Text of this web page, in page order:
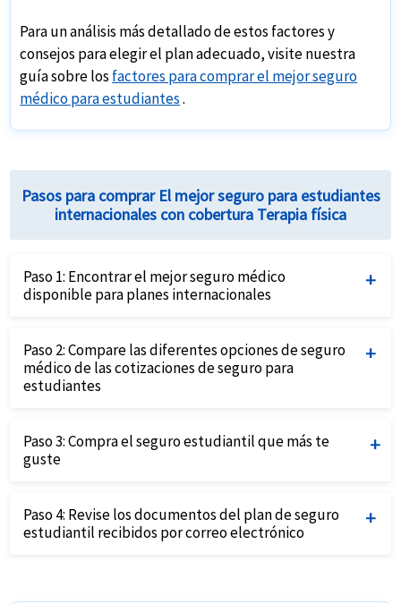
Para un análisis más detallado de estos factores y
consejos para elegir el plan adecuado, visite nuestra
guía sobre los factores para comprar el mejor seguro
médico para estudiantes.
Pasos para comprar El mejor seguro para estudiantes
internacionales con cobertura Terapia física
Paso 1: Encontrar el mejor seguro médico
disponible para planes internacionales
seguro para estudiantes proporcionando detalles del
estudiante y los requisitos del seguro.
Paso 2:Compare las diferentes opciones de seguro
médico de las cotizaciones de seguro para
estudiantes
ayudará a identificar cuál se adapta mejor a tus
necesidades.
Paso 3:Compra el seguro estudiantil que más te
guste
presupuesto utilizando una tarjeta de crédito y
completando la solicitud en línea.
Paso 4: Revise los documentos del plan de seguro
estudiantil recibidos por correo electrónico